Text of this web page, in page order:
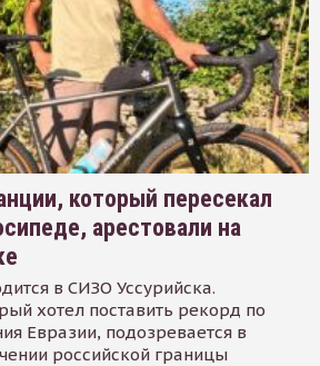
который пересекал
арестовали на
в СИЗО Уссурийска.
хотел поставить рекорд по
Евразии, подозревается в
российской границы